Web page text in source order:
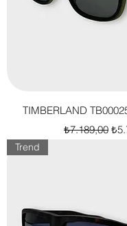
TIMBERLAND
Normal Fiyat
₺7.189,00
Trend